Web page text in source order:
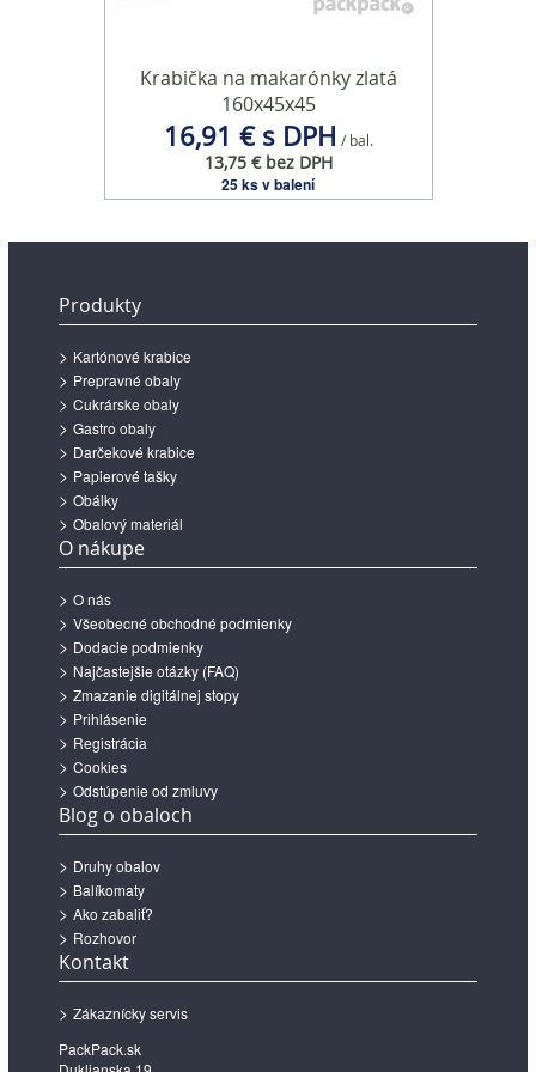
Krabička na makarónky zlatá
160x45x45
16,91 € s DPH / bal.
13,75 € bez DPH
25 ks v balení
Produkty
Kartónové krabice
Prepravné obaly
Cukrárske obaly
Gastro obaly
Darčekové krabice
Papierové tašky
Obálky
Obalový materiál
O nákupe
O nás
Všeobecné obchodné podmienky
Dodacie podmienky
Najčastejšie otázky (FAQ)
Zmazanie digitálnej stopy
Prihlásenie
Registrácia
Cookies
Odstúpenie od zmluvy
Blog o obaloch
Druhy obalov
Balíkomaty
Ako zabaliť?
Rozhovor
Kontakt
Zákaznícky servis
PackPack.sk